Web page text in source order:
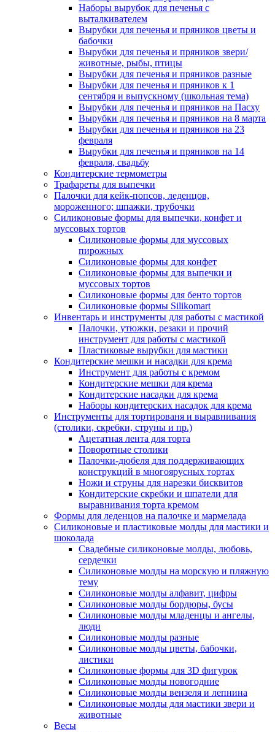
Наборы вырубок для печенья с
выталкивателем
Вырубки для печенья и пряников цветы и
бабочки
Вырубки для печенья и пряников звери/
животные, рыбы, птицы
Вырубки для печенья и пряников разные
Вырубки для печенья и пряников к 1
сентября и выпускному (школьная тема)
Вырубки для печенья и пряников на Пасху
Вырубки для печенья и пряников на 8 марта
Вырубки для печенья и пряников на 23
февраля
Вырубки для печенья и пряников на 14
февраля, свадьбу
Кондитерские термометры
Трафареты для выпечки
Палочки для кейк-попсов, леденцов,
мороженного; шпажки, трубочки
Силиконовые формы для выпечки, конфет и
муссовых тортов
Силиконовые формы для муссовых
пирожных
Силиконовые формы для конфет
Силиконовые формы для выпечки и
муссовых тортов
Силиконовые формы для бенто тортов
Силиконовые формы Silikomart
Инвентарь и инструменты для работы с мастикой
Палочки, утюжки, резаки и прочий
инструмент для работы с мастикой
Пластиковые вырубки для мастики
Кондитерские мешки и насадки для крема
Инструмент для работы с кремом
Кондитерские мешки для крема
Кондитерские насадки для крема
Наборы кондитерских насадок для крема
Инструменты для тортированя и выравнивания
(столики, скребки, струны и пр.)
Ацетатная лента для торта
Поворотные столики
Палочки-дюбеля для поддерживающих
конструкций в многоярусных тортах
Ножи и струны для нарезки бисквитов
Кондитерские скребки и шпатели для
выравнивания торта кремом
Формы для леденцов на палочке и мармелада
Силиконовые и пластиковые молды для мастики и
шоколада
Свадебные силиконовые молды, любовь,
сердечки
Силиконовые молды на морскую и пляжную
тему
Силиконовые молды алфавит, цифры
Силиконовые молды бордюры, бусы
Силиконовые молды младенцы и ангелы,
люди
Силиконовые молды разные
Силиконовые молды цветы, бабочки,
листики
Силиконовые формы для 3D фигурок
Силиконовые молды новогодние
Силиконовые молды вензеля и лепнина
Силиконовые молды для мастики звери и
животные
Весы